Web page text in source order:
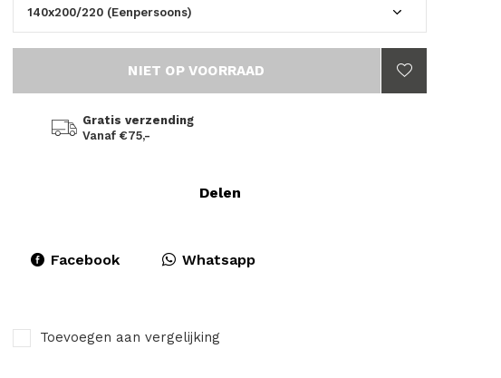
NIET OP VOORRAAD
Gratis verzending
Vanaf €75,-
Delen
Facebook Whatsapp
Toevoegen aan vergelijking